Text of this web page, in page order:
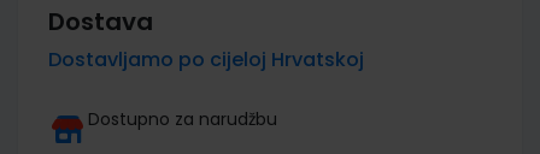
Dostava
Dostavljamo po cijeloj Hrvatskoj
Dostupno za narudžbu